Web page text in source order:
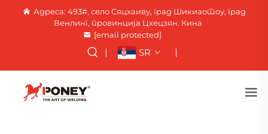
Адреса: 493#, село Сяцхаиву, град Шикиаотоу, град
Венлинг, провинција Цхецзян. Кина
[email protected]
SR